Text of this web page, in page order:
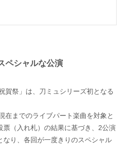
ペシャルな公演
賀祭」は、刀ミュシリーズ初となる
在までのライブパート楽曲を対象と
票（入れ札）の結果に基づき、2公演
り、各回が一度きりのスペシャル